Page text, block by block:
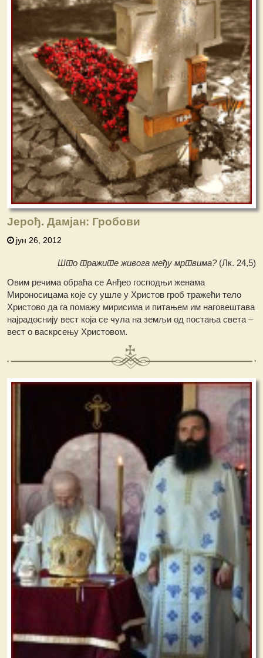
Јерођ. Дамјан: Гробови
јун 26, 2012
Што тражите живога међу мртвима?(Лк. 24,5)
Овим речима обраћа се Анђео господњи женама
Мироносицама које су ушле у Христов гроб тражећи тело
Христово да га помажу мирисима и питањем им наговештава
најрадоснију вест која се чула на земљи од постања света –
вест о васкрсењу Христовом.